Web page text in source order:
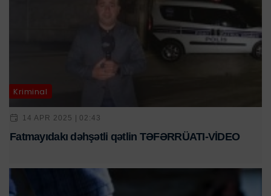
Kriminal
14 APR 2025 | 02:43
Fatmayıdakı dəhşətli qətlin TƏFƏRRÜATI-VİDEO